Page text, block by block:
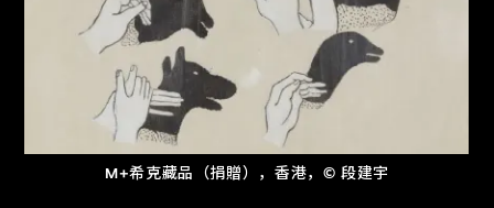
M+希克藏品（捐贈），香港，© 段建宇
关于M+藏品
探索世界顶级的二十及二十一世纪视觉
文化藏品。